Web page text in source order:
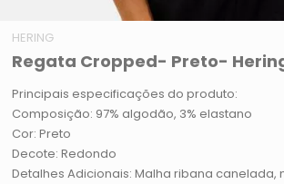
HERING
Regata Cropped- Preto-
Principais especificações do produto:
Composição: 97% algodão, 3% elastano
Cor: Preto
Decote: Redondo
Detalhes Adicionais: Malha ribana canelada,